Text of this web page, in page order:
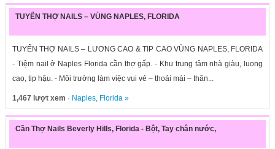
TUYỂN THỢ NAILS – VÙNG NAPLES, FLORIDA
TUYỂN THỢ NAILS – LƯƠNG CAO & TIP CAO VÙNG NAPLES, FLORIDA
- Tiệm nail ở Naples Florida cần thợ gấp. - Khu trung tâm nhà giàu, luong
cao, tip hậu. - Môi trường làm việc vui vẻ – thoải mái – thân...
1,467 lượt xem · Naples, Florida»
Cần Thợ Nails Beverly Hills, Florida - Bột, Tay chân nước,